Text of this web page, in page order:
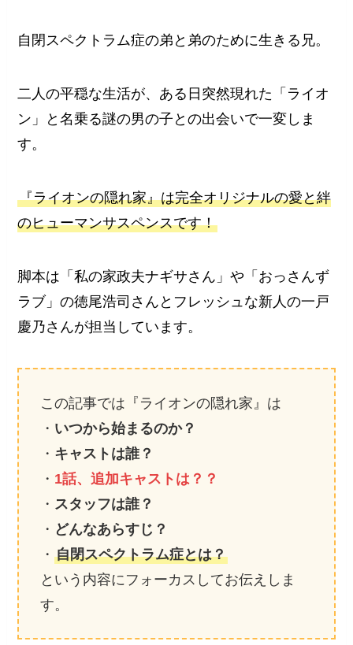
自閉スペクトラム症の弟と弟のために生きる兄。
二人の平穏な生活が、ある日突然現れた「ライオ
ン」と名乗る謎の男の子との出会いで一変しま
す。
『ライオンの隠れ家』は完全オリジナルの愛と絆
のヒューマンサスペンスです！
脚本は「私の家政夫ナギサさん」や「おっさんず
ラブ」の徳尾浩司さんとフレッシュな新人の一戸
慶乃さんが担当しています。
この記事では『ライオンの隠れ家』は
・ いつから始まるのか？
・ キャストは誰？
・ 1話、追加キャストは？？
・ スタッフは誰？
・ どんなあらすじ？
・自閉スペクトラム症とは？
という内容にフォーカスしてお伝えしま
す。